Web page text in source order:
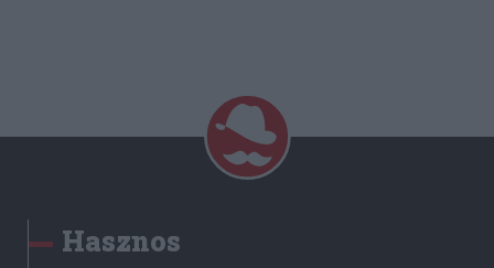
Hasznos